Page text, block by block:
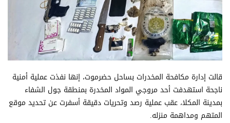
قالت إدارة مكافحة المخدرات بساحل حضرموت، إنها نفذت عملية أمنية
ناجحة استهدفت أحد مروجي المواد المخدرة بمنطقة جول الشفاء
بمدينة المكلا، عقب عملية رصد وتحريات دقيقة أسفرت عن تحديد موقع
المتهم ومداهمة منزله.